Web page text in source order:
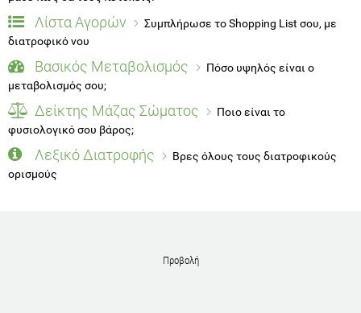
Λίστα Αγορών
Συμπλήρωσε το Shopping List σου, με
διατροφικό νου
Βασικός Μεταβολισμός
Πόσο υψηλός είναι ο
μεταβολισμός σου;
Δείκτης Μάζας Σώματος
Ποιο είναι το
φυσιολογικό σου βάρος;
Λεξικό Διατροφής
Βρες όλους τους διατροφικούς
ορισμούς
Προβολή